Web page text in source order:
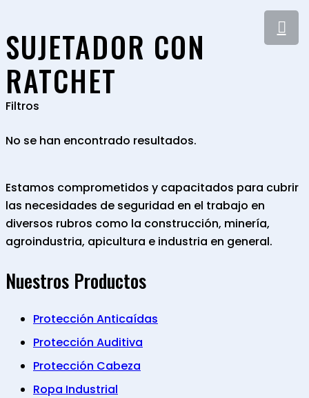
SUJETADOR CON
RATCHET
Filtros
No se han encontrado resultados.
Estamos comprometidos y capacitados para cubrir
las necesidades de seguridad en el trabajo en
diversos rubros como la construcción, minería,
agroindustria, apicultura e industria en general.
Nuestros Productos
Protección Anticaídas
Protección Auditiva
Protección Cabeza
Ropa Industrial